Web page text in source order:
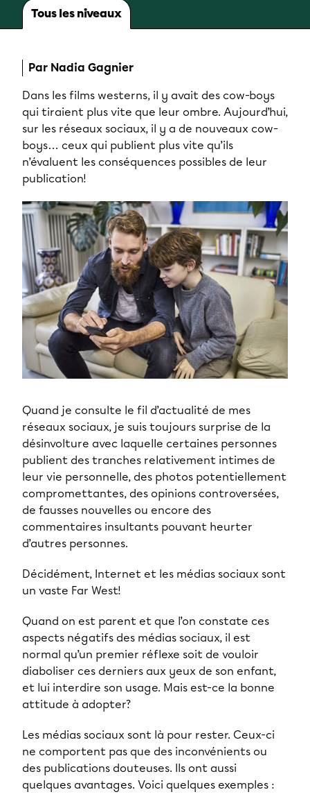
Tous les niveaux
Par Nadia Gagnier
Dans les films westerns, il y avait des cow-boys
qui tiraient plus vite que leur ombre. Aujourd’hui,
sur les réseaux sociaux, il y a de nouveaux cow-
boys… ceux qui publient plus vite qu’ils
n’évaluent les conséquences possibles de leur
publication!
Quand je consulte le fil d’actualité de mes
réseaux sociaux, je suis toujours surprise de la
désinvolture avec laquelle certaines personnes
publient des tranches relativement intimes de
leur vie personnelle, des photos potentiellement
compromettantes, des opinions controversées,
de fausses nouvelles ou encore des
commentaires insultants pouvant heurter
d’autres personnes.
Décidément, Internet et les médias sociaux sont
un vaste Far West!
Quand on est parent et que l’on constate ces
aspects négatifs des médias sociaux, il est
normal qu’un premier réflexe soit de vouloir
diaboliser ces derniers aux yeux de son enfant,
et lui interdire son usage. Mais est-ce la bonne
attitude à adopter?
Les médias sociaux sont là pour rester. Ceux-ci
ne comportent pas que des inconvénients ou
des publications douteuses. Ils ont aussi
quelques avantages. Voici quelques exemples :